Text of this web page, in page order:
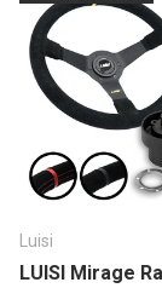
Luisi
LUISI Mirage